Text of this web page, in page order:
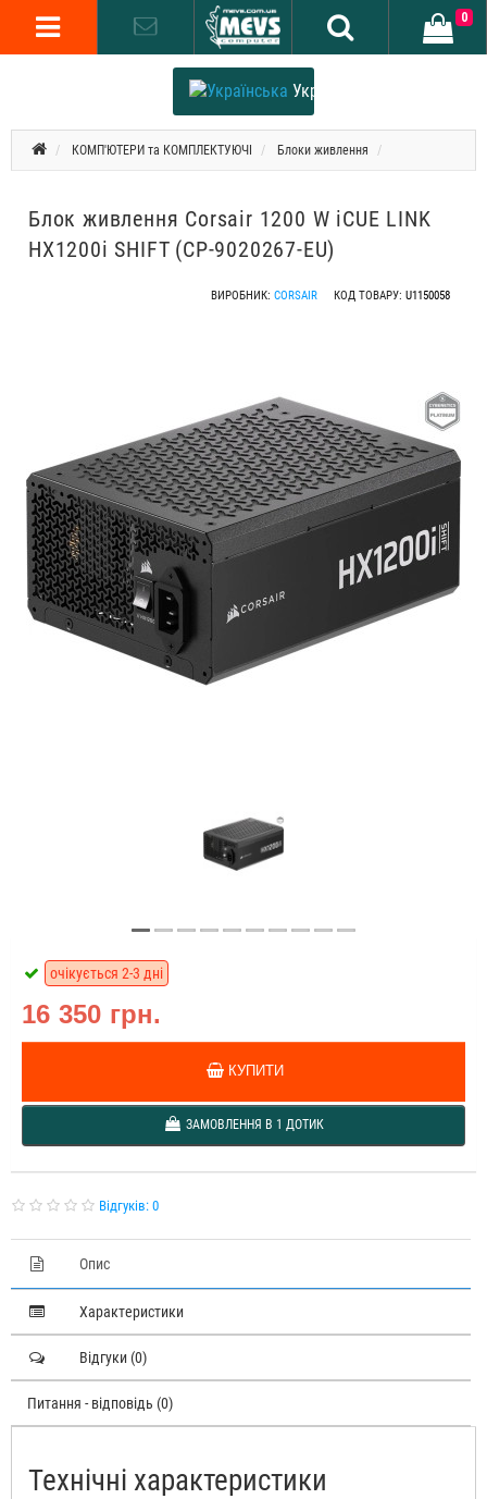
Українська
0
КОМП'ЮТЕРИ та КОМПЛЕКТУЮЧІ Блоки живлення
Блок живлення Corsair 1200 W iCUE LINK
HX1200i SHIFT (CP-9020267-EU)
ВИРОБНИК: CORSAIR КОД ТОВАРУ: U1150058
16 350 грн.
очікується 2-3 дні
КУПИТИ
ЗАМОВЛЕННЯ В 1 ДОТИК
Відгуків: 0
Опис
Характеристики
Відгуки (0)
Питання - відповідь (0)
Технічні характеристики